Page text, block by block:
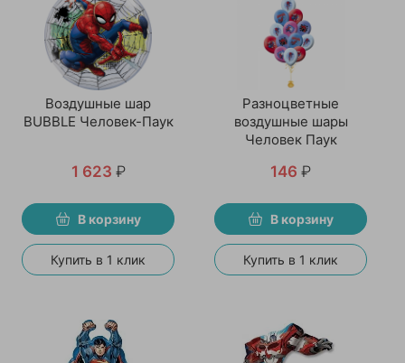
Воздушные шар
BUBBLE Человек-Паук
1 623 ₽
В корзину
Купить в 1 клик
Разноцветные
воздушные шары
Человек Паук
146 ₽
В корзину
Купить в 1 клик